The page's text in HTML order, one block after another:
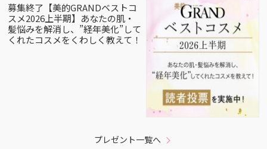
募集終了【美的GRANDベストコ
スメ2026上半期】あなたの肌・
髪悩みを解消し、”経年美化”して
くれたコスメをくわしく教えて！
プレゼント一覧へ